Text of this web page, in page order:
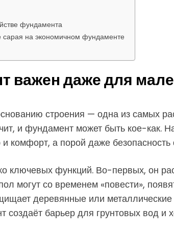
фундамента
сарая на экономичном фундаменте
важен даже для
строения — одна из самых
и фундамент может быть кое-как.
комфорт, а порой даже безопасность
ключевых функций. Во-первых, он
могут со временем «повести»,
деревянные или
создаёт барьер для грунтовых вод